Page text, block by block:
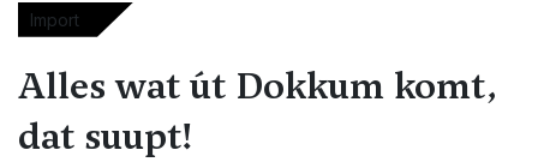
Import
Alles wat út Dokkum komt,
dat suupt!